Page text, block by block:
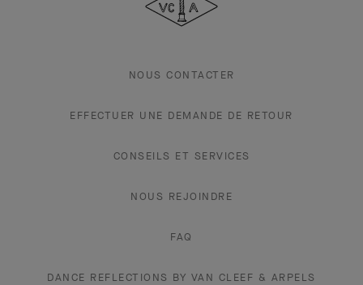
Arpels
NOUS CONTACTER
EFFECTUER UNE DEMANDE DE RETOUR
CONSEILS ET SERVICES
NOUS REJOINDRE
FAQ
DANCE REFLECTIONS BY VAN CLEEF & ARPELS